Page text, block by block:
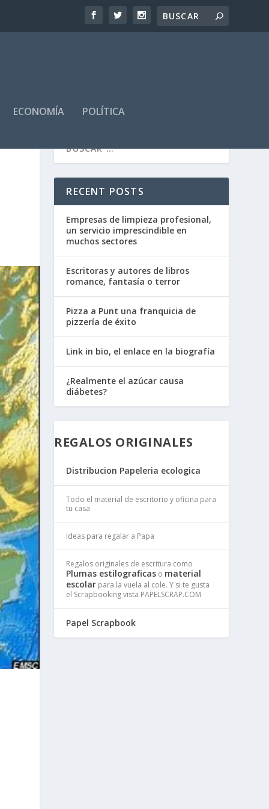
ECONOMÍA POLÍTICA
RECENT POSTS
Empresas de limpieza profesional,
un servicio imprescindible en
muchos sectores
Escritoras y autores de libros
romance, fantasía o terror
Pizza a Punt una franquicia de
pizzería de éxito
Link in bio, el enlace en la biografía
¿Realmente el azúcar causa
diábetes?
REGALOS ORIGINALES
Distribucion Papeleria ecologica
Todo el material de escritorio y oficina para
tu casa
Ideas para regalar a Papa
Regalos originales de escritura como
Plumas estilograficas o material
escolar para la vuela al cole. Y si te gusta
el Scrapbooking vista PAPELSCRAP.COM
Papel Scrapbook